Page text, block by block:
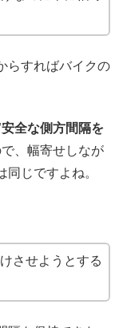
らすればバイクの
安全な側方間隔を
、幅寄せしなが
じですよね。
させようとする